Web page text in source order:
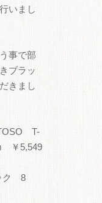
いまし
事で部
ブラッ
きまし
T-
￥5,549
ク 8